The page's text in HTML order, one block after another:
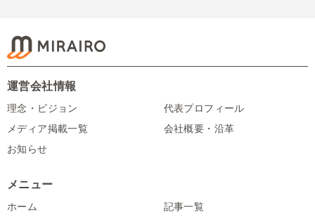
運営会社情報
理念・ビジョン
代表プロフィール
メディア掲載一覧
会社概要・沿革
お知らせ
メニュー
ホーム
記事一覧